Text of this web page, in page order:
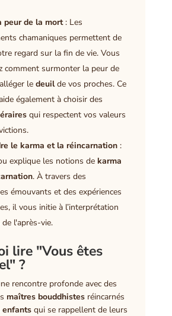
peur de la mort: Les
chamaniques permettent de
regard sur la fin de vie. Vous
comment surmonter la peur de
le deuilde vos proches. Ce
également à choisir des
qui respectent vos valeurs
le karma et la réincarnation:
explique les notions de karma
. À travers des
émouvants et des expériences
il vous initie à l’interprétation
l'après-vie.
lire "Vous êtes
?
rencontre profonde avec des
maîtres bouddhistesréincarnés
enfantsqui se rappellent de leurs